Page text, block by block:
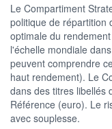
02/
CATÉGORIE
Allocation EUR
International
Le Compartiment
politique de répartition
optimale du
l'échelle mondiale
peuvent comprendre
haut rendement). Le
dans des titres libellés
Référence (euro). Le
avec souplesse.